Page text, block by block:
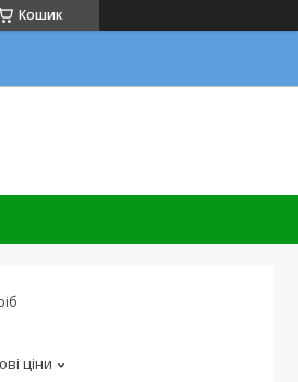
Кошик
ціни